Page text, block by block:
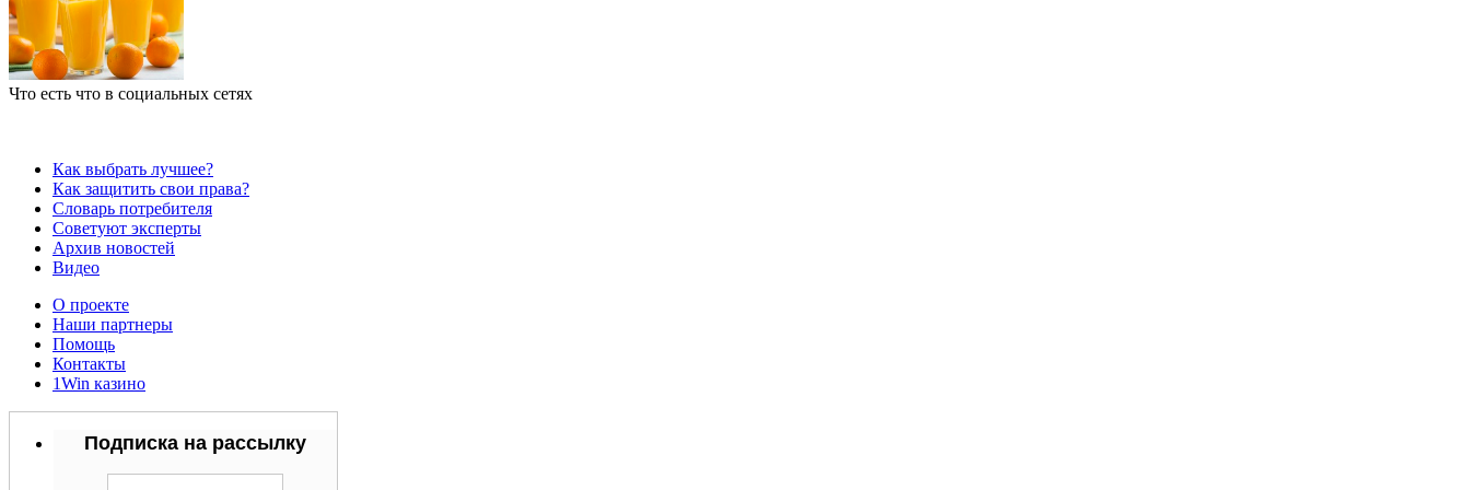
Что есть что в социальных сетях
Как выбрать лучшее?
Как защитить свои права?
Словарь потребителя
Советуют эксперты
Архив новостей
Видео
О проекте
Наши партнеры
Помощь
Контакты
1Win казино
Подписка на рассылку